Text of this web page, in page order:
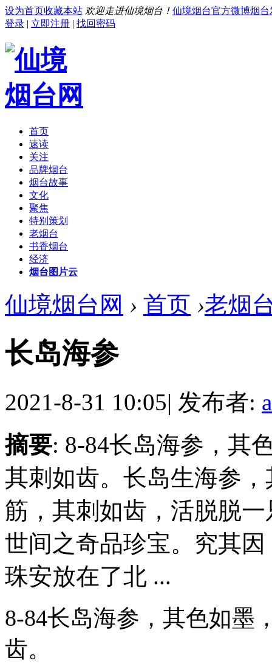
设为首页收藏本站 欢迎走进仙境烟台！ 仙境烟台官方微博烟台
登录 | 立即注册 | 找回密码
首页
速读
关注
品牌烟台
烟台故事
文化
聚焦
特别策划
老烟台
书香烟台
经济
烟台图片云
仙境烟台网 › 首页 ›老烟
长岛海参
2021-8-31 10:05| 发布者:
摘要: 8-84长岛海参，其
其刺如齿。长岛生海参
筋，其刺如齿，活脱脱
世间之奇品珍宝。究其
珠安放在了北 ...
8-84长岛海参，其色如墨
齿。